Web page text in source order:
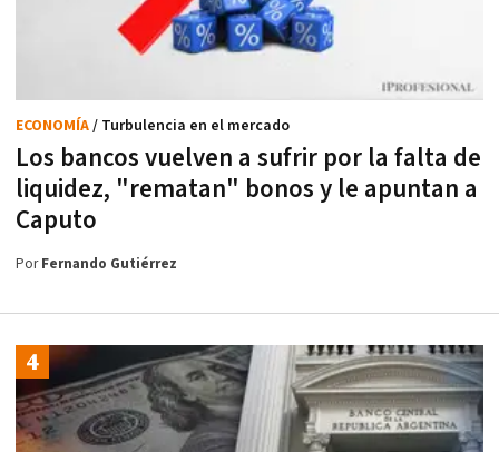
Los bancos vuelven a sufrir por la falta de
liquidez, "rematan" bonos y le apuntan a
Caputo
ECONOMÍA/ Turbulencia en el mercado
PorFernando Gutiérrez